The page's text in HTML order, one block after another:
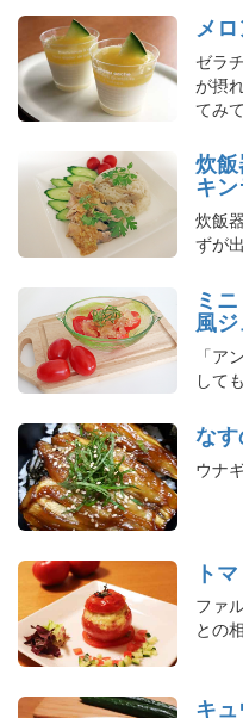
メ
ゼラ
が摂
てみ
炊
キ
炊飯
ずが
ミ
風
「ア
して
な
ウナ
ト
ファ
との
キ